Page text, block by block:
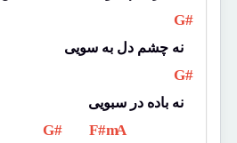
G#
نه چشم دل به سویی
G#
نه باده در سبویی
G# F#m
A